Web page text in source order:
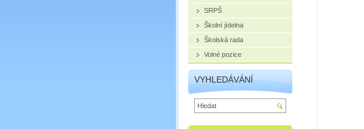
SRPŠ
Školní jídelna
Školská rada
Volné pozice
VYHLEDÁVÁNÍ